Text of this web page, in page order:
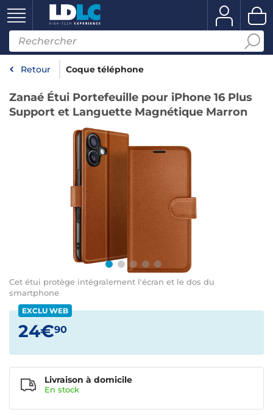
Retour Coque téléphone
Zanaé Étui Portefeuille pour iPhone 16 Plus
Support et Languette Magnétique Marron
Cet étui protège intégralement l'écran et le dos du
smartphone
EXCLU WEB
24€90
Livraison à domicile
En stock